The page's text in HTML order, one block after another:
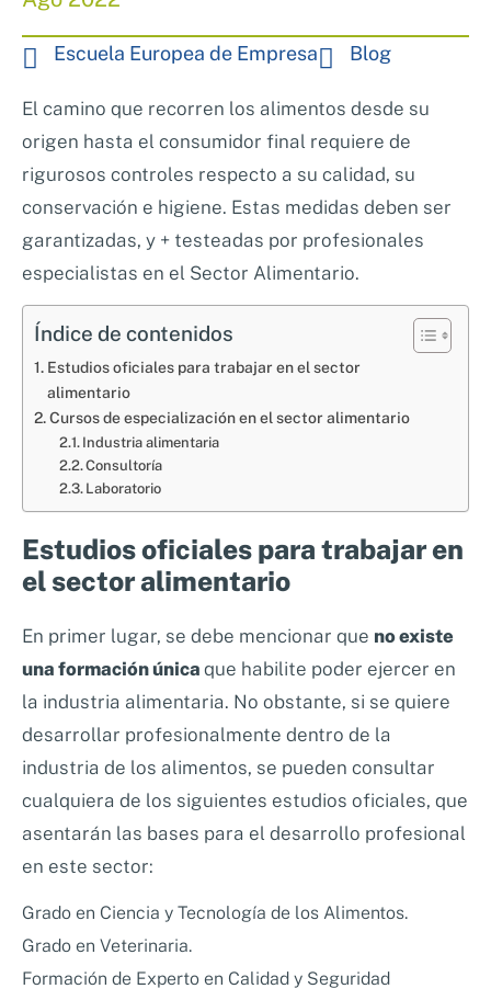
Asesoramiento en Normativa Internacional
Consultoría Seguridad Alimentaria
Clientes
Escuela Europea de Empresa Blog
El camino que recorren los alimentos desde su
origen hasta el consumidor final requiere de
rigurosos controles respecto a su calidad, su
conservación e higiene. Estas medidas deben ser
garantizadas, y + testeadas por profesionales
especialistas en el Sector Alimentario.
Índice de contenidos
Estudios oficiales para trabajar en el sector
alimentario
Cursos de especialización en el sector alimentario
Industria alimentaria
Consultoría
Laboratorio
Estudios oficiales para trabajar en
el sector alimentario
En primer lugar, se debe mencionar que no existe
una formación única que habilite poder ejercer en
la industria alimentaria. No obstante, si se quiere
desarrollar profesionalmente dentro de la
industria de los alimentos, se pueden consultar
cualquiera de los siguientes estudios oficiales, que
asentarán las bases para el desarrollo profesional
en este sector:
Grado en Ciencia y Tecnología de los Alimentos.
Grado en Veterinaria.
Formación de Experto en Calidad y Seguridad